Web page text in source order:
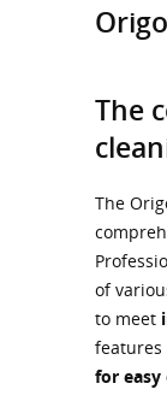
The
The
of
to meet
for